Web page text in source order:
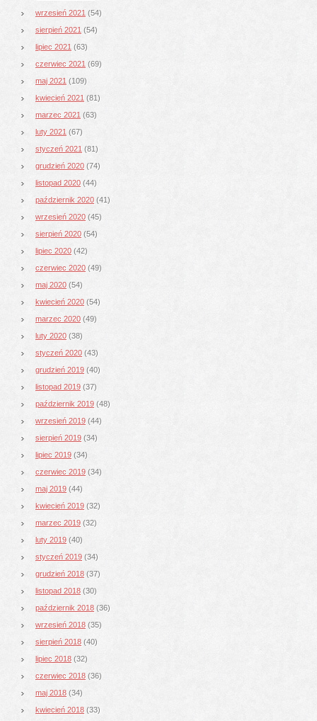
wrzesień 2021 (54)
sierpień 2021 (54)
lipiec 2021 (63)
czerwiec 2021 (69)
maj 2021 (109)
kwiecień 2021 (81)
marzec 2021 (63)
luty 2021 (67)
styczeń 2021 (81)
grudzień 2020 (74)
listopad 2020 (44)
październik 2020 (41)
wrzesień 2020 (45)
sierpień 2020 (54)
lipiec 2020 (42)
czerwiec 2020 (49)
maj 2020 (54)
kwiecień 2020 (54)
marzec 2020 (49)
luty 2020 (38)
styczeń 2020 (43)
grudzień 2019 (40)
listopad 2019 (37)
październik 2019 (48)
wrzesień 2019 (44)
sierpień 2019 (34)
lipiec 2019 (34)
czerwiec 2019 (34)
maj 2019 (44)
kwiecień 2019 (32)
marzec 2019 (32)
luty 2019 (40)
styczeń 2019 (34)
grudzień 2018 (37)
listopad 2018 (30)
październik 2018 (36)
wrzesień 2018 (35)
sierpień 2018 (40)
lipiec 2018 (32)
czerwiec 2018 (36)
maj 2018 (34)
kwiecień 2018 (33)